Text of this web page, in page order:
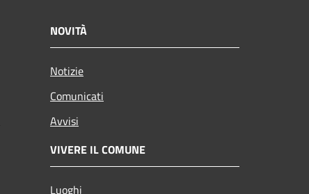
NOVITÀ
Notizie
Comunicati
Avvisi
VIVERE IL COMUNE
Luoghi